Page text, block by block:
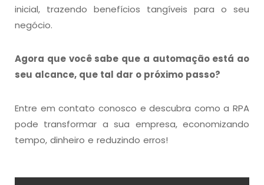
inicial, trazendo benefícios tangíveis para o seu
negócio.
Agora que você sabe que a automação está ao
seu alcance, que tal dar o próximo passo?
Entre em contato conosco e descubra como a RPA
pode transformar a sua empresa, economizando
tempo, dinheiro e reduzindo erros!